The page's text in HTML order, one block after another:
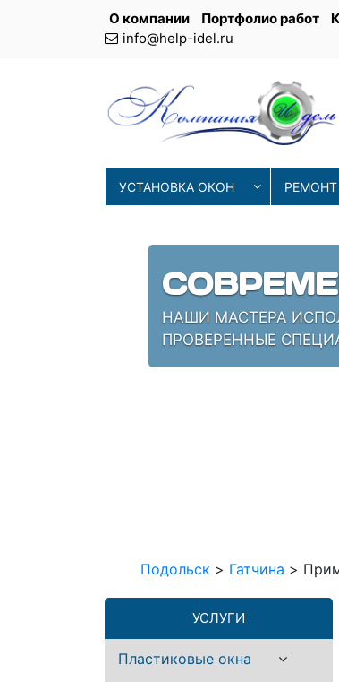
О компании Портфолио работ
info@help-idel.ru
УСТАНОВКА ОКОН
НАШИ МАСТЕРА
ПРОВЕРЕННЫЕ
Подольск > Гатчина >
УСЛУГИ
Пластиковые окна